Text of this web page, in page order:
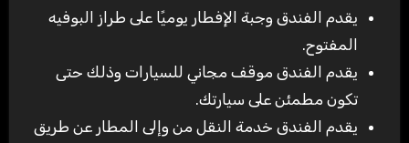
يقدم الفندق وجبة الإفطار يوميًا على طراز البوفيه
المفتوح.
يقدم الفندق موقف مجاني للسيارات وذلك حتى
تكون مطمئن على سيارتك.
يقدم الفندق خدمة النقل من وإلى المطار عن طريق